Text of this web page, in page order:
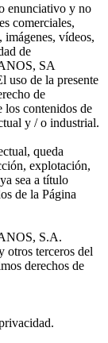
enunciativo y no
comerciales,
vídeos,
de
SA
uso de la presente
de
contenidos de
y / o industrial.
queda
explotación,
sea a título
de la Página
S.A.
otros terceros del
derechos de